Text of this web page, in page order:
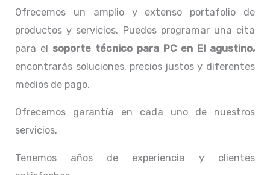
Ofrecemos un amplio y extenso portafolio de
productos y servicios. Puedes programar una cita
para el soporte técnico para PC en El agustino,
encontrarás soluciones, precios justos y diferentes
medios de pago.
Ofrecemos garantía en cada uno de nuestros
servicios.
Tenemos años de experiencia y clientes